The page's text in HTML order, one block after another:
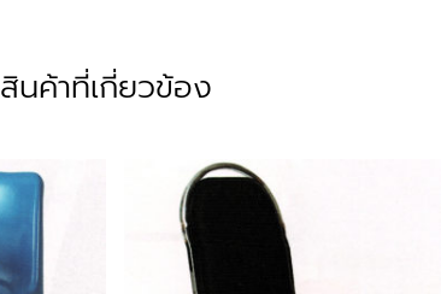
สินค้าที่เกี่ยวข้อง